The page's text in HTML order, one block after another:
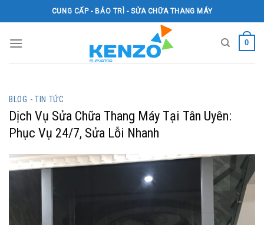
to
CUNG CẤP - BẢO TRÌ - SỬA CHỮA THANG MÁY
0
BLOG - TIN TỨC
Dịch Vụ Sửa Chữa Thang Máy Tại Tân Uyên:
Phục Vụ 24/7, Sửa Lỗi Nhanh